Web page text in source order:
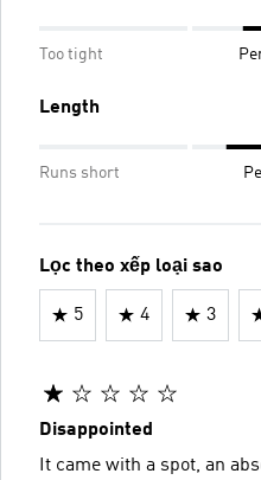
Too tight
Length
Runs short
Lọc theo xếp loại sao
5 4 3
Disappointed
It came with a spot, an